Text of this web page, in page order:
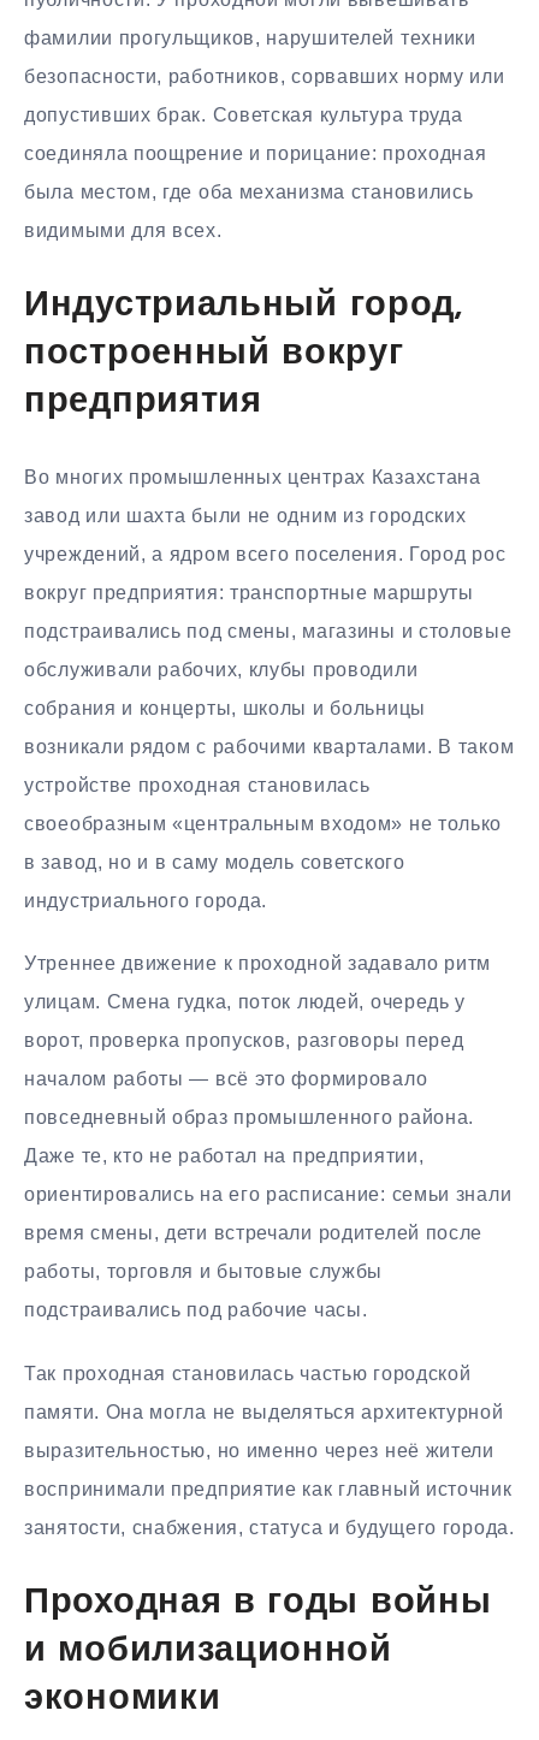
фамилии прогульщиков, нарушителей техники
безопасности, работников, сорвавших норму или
допустивших брак. Советская культура труда
соединяла поощрение и порицание: проходная
была местом, где оба механизма становились
видимыми для всех.
Индустриальный город,
построенный вокруг
предприятия
Во многих промышленных центрах Казахстана
завод или шахта были не одним из городских
учреждений, а ядром всего поселения. Город рос
вокруг предприятия: транспортные маршруты
подстраивались под смены, магазины и столовые
обслуживали рабочих, клубы проводили
собрания и концерты, школы и больницы
возникали рядом с рабочими кварталами. В таком
устройстве проходная становилась
своеобразным «центральным входом» не только
в завод, но и в саму модель советского
индустриального города.
Утреннее движение к проходной задавало ритм
улицам. Смена гудка, поток людей, очередь у
ворот, проверка пропусков, разговоры перед
началом работы — всё это формировало
повседневный образ промышленного района.
Даже те, кто не работал на предприятии,
ориентировались на его расписание: семьи знали
время смены, дети встречали родителей после
работы, торговля и бытовые службы
подстраивались под рабочие часы.
Так проходная становилась частью городской
памяти. Она могла не выделяться архитектурной
выразительностью, но именно через неё жители
воспринимали предприятие как главный источник
занятости, снабжения, статуса и будущего города.
Проходная в годы войны
и мобилизационной
экономики